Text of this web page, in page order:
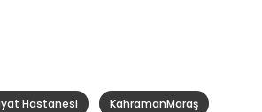
Hastanesi KahramanMaraş